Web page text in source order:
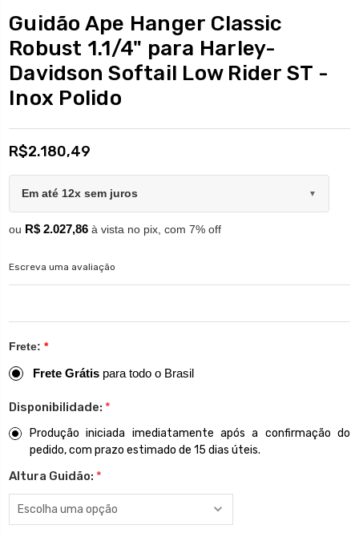
Guidão Ape Hanger Classic
Robust 1.1/4" para Harley-
Davidson Softail Low Rider ST -
Inox Polido
R$2.180,49
Em até 12x sem juros ▼
ou R$ 2.027,86 à vista no pix, com 7% off
Escreva uma avaliação
Frete: *
Frete Grátis para todo o Brasil
Disponibilidade: *
Produção iniciada imediatamente após a confirmação do
pedido, com prazo estimado de 15 dias úteis.
Altura Guidão: *